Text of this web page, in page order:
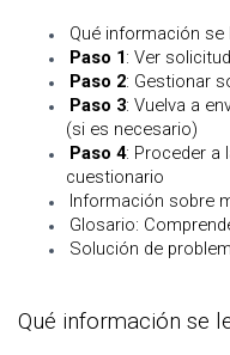
Qué información se
Paso 1: Ver
Paso 2: Gestionar
Paso 3: Vuelva a
(si es necesario)
Paso 4: Proceder a
cuestionario
Información sobre
Glosario:
Solución de
Qué información se